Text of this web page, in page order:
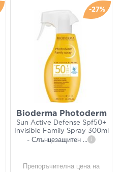
-27%
Bioderma Photoderm
Sun Active Defense Spf50+
Invisible Family Spray 300ml
- Слънцезащитен ... i
Препоръчителна цена на